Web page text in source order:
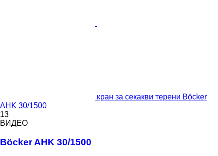
кран за секакви терени Böcker
AHK 30/1500
13
ВИДЕО
Böcker AHK 30/1500